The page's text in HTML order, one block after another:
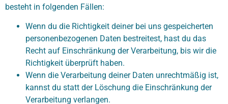
besteht in folgenden Fällen:
Wenn du die Richtigkeit deiner bei uns gespeicherten
personenbezogenen Daten bestreitest, hast du das
Recht auf Einschränkung der Verarbeitung, bis wir die
Richtigkeit überprüft haben.
Wenn die Verarbeitung deiner Daten unrechtmäßig ist,
kannst du statt der Löschung die Einschränkung der
Verarbeitung verlangen.